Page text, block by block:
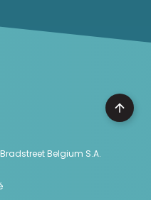
Belgium S.A.